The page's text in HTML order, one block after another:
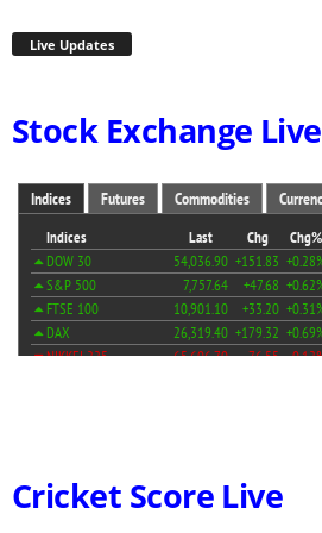
Live Updates
Stock Exchange Live
Cricket Score Live